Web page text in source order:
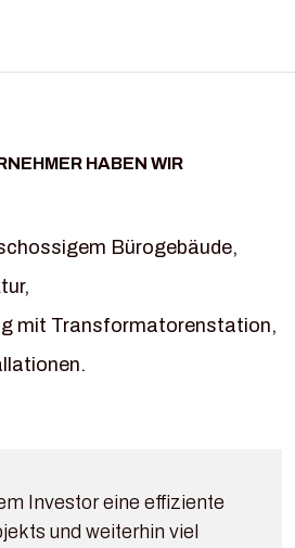
HABEN WIR
Bürogebäude,
mit Transformatorenstation,
Investor eine effiziente
und weiterhin viel